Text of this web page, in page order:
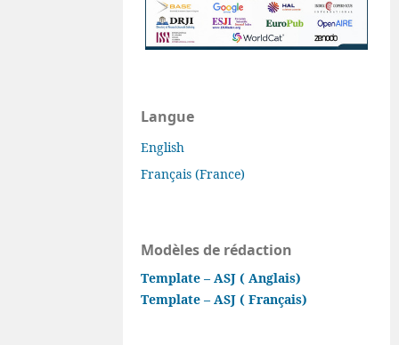
Langue
English
Français (France)
Modèles de rédaction
Template – ASJ ( Anglais)
Template – ASJ ( Français)